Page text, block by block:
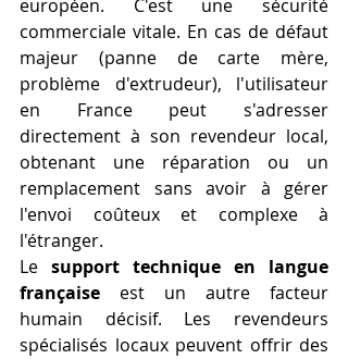
européen. C'est une sécurité
commerciale vitale. En cas de défaut
majeur (panne de carte mère,
problème d'extrudeur), l'utilisateur
en France peut s'adresser
directement à son revendeur local,
obtenant une réparation ou un
remplacement sans avoir à gérer
l'envoi coûteux et complexe à
l'étranger.
Le support technique en langue
française est un autre facteur
humain décisif. Les revendeurs
spécialisés locaux peuvent offrir des